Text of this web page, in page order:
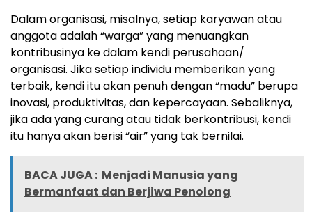
Dalam organisasi, misalnya, setiap karyawan atau
anggota adalah “warga” yang menuangkan
kontribusinya ke dalam kendi perusahaan/
organisasi. Jika setiap individu memberikan yang
terbaik, kendi itu akan penuh dengan “madu” berupa
inovasi, produktivitas, dan kepercayaan. Sebaliknya,
jika ada yang curang atau tidak berkontribusi, kendi
itu hanya akan berisi “air” yang tak bernilai.
BACA JUGA : Menjadi Manusia yang
Bermanfaat dan Berjiwa Penolong